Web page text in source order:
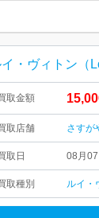
取金額
取店舗 さすが
取日 08月07
取種別 ルイ・